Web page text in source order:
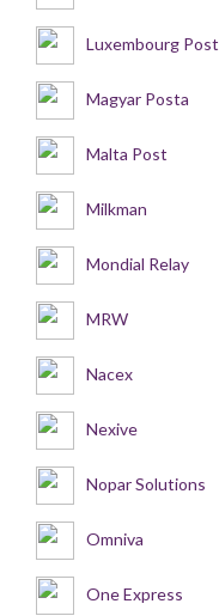
Luxembourg Post
Magyar Posta
Malta Post
Milkman
Mondial Relay
MRW
Nacex
Nexive
Nopar Solutions
Omniva
One Express